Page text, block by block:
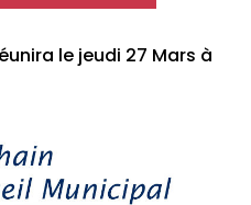
le jeudi 27 Mars à